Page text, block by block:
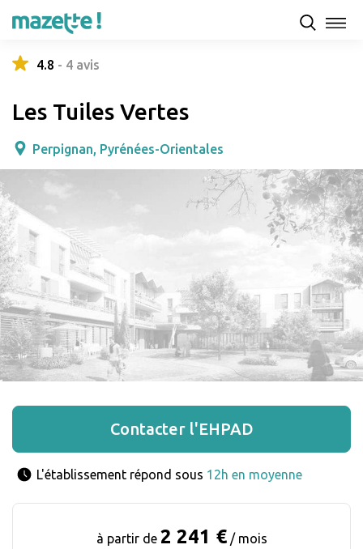
4.8 - 4 avis
Les Tuiles Vertes
Perpignan, Pyrénées-Orientales
Contacter l'EHPAD
L'établissement répond sous 12h en moyenne
à partir de 2 241 €/ mois